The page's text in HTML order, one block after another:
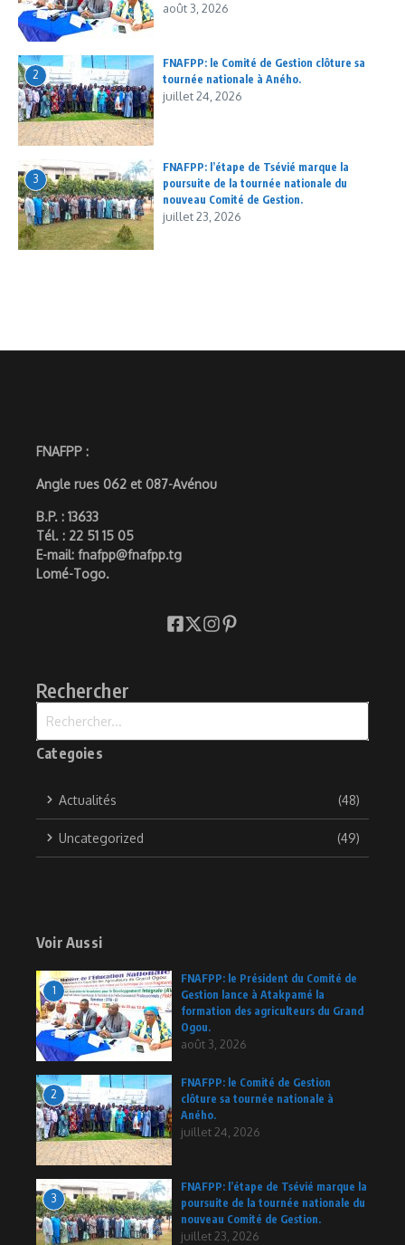
août 3, 2026
2
FNAFPP: le Comité de Gestion clôture sa
tournée nationale à Aného.
juillet 24, 2026
3
FNAFPP: l’étape de Tsévié marque la
poursuite de la tournée nationale du
nouveau Comité de Gestion.
juillet 23, 2026
FNAFPP :
Angle rues 062 et 087-Avénou
B.P. : 13633
Tél. : 22 51 15 05
E-mail: fnafpp@fnafpp.tg
Lomé-Togo.
Rechercher
Categoies
Actualités (48)
Uncategorized (49)
Voir Aussi
1
FNAFPP: le Président du Comité de
Gestion lance à Atakpamé la
formation des agriculteurs du Grand
Ogou.
août 3, 2026
2
FNAFPP: le Comité de Gestion
clôture sa tournée nationale à
Aného.
juillet 24, 2026
3
FNAFPP: l’étape de Tsévié marque la
poursuite de la tournée nationale du
nouveau Comité de Gestion.
juillet 23, 2026